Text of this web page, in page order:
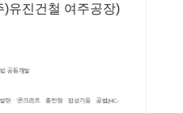
)유진건철 여주공장)